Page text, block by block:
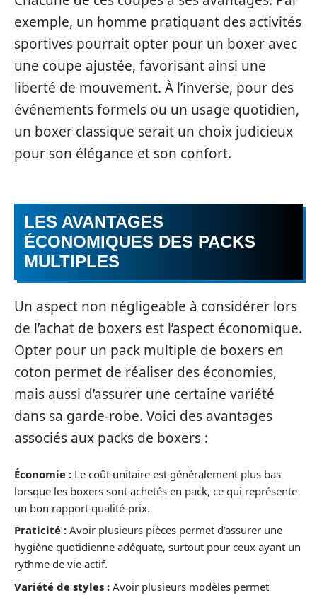
exemple, un homme pratiquant des activités
sportives pourrait opter pour un boxer avec
une coupe ajustée, favorisant ainsi une
liberté de mouvement. À l’inverse, pour des
événements formels ou un usage quotidien,
un boxer classique serait un choix judicieux
pour son élégance et son confort.
LES AVANTAGES
ÉCONOMIQUES DES PACKS
MULTIPLES
Un aspect non négligeable à considérer lors
de l’achat de boxers est l’aspect économique.
Opter pour un pack multiple de boxers en
coton permet de réaliser des économies,
mais aussi d’assurer une certaine variété
dans sa garde-robe. Voici des avantages
associés aux packs de boxers :
Économie : Le coût unitaire est généralement plus bas
lorsque les boxers sont achetés en pack, ce qui représente
un bon rapport qualité-prix.
Praticité : Avoir plusieurs pièces permet d’assurer une
hygiène quotidienne adéquate, surtout pour ceux ayant un
rythme de vie actif.
Variété de styles : Avoir plusieurs modèles permet